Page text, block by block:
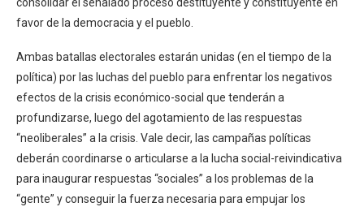
favor de la democracia y el pueblo.
Ambas batallas electorales estarán unidas (en el tiempo de la
política) por las luchas del pueblo para enfrentar los negativos
efectos de la crisis económico-social que tenderán a
profundizarse, luego del agotamiento de las respuestas
“neoliberales” a la crisis. Vale decir, las campañas políticas
deberán coordinarse o articularse a la lucha social-reivindicativa
para inaugurar respuestas “sociales” a los problemas de la
“gente” y conseguir la fuerza necesaria para empujar los